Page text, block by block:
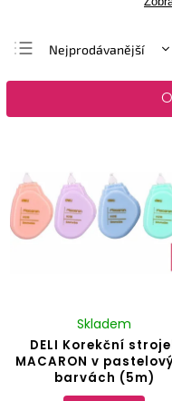
Nejprodávanější
Nejlevnější
DELI Korekční
MACARON v
barvách (5m)
Skladem